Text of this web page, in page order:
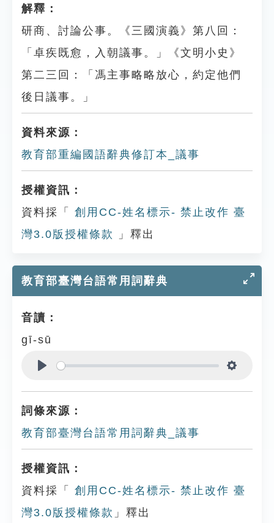
解釋：
研商、討論公事。《三國演義》第八回：
「卓疾既愈，入朝議事。」《文明小史》
第二三回：「馮主事略略放心，約定他們
後日議事。」
資料來源：
教育部重編國語辭典修訂本_議事
授權資訊：
資料採「
創用CC-姓名標示- 禁止改作 臺
灣3.0版授權條款
」釋出
教育部臺灣台語常用詞辭典
音讀：
gī-sū
詞條來源：
教育部臺灣台語常用詞辭典_議事
授權資訊：
資料採「
創用CC-姓名標示- 禁止改作 臺
灣3.0版授權條款 」釋出